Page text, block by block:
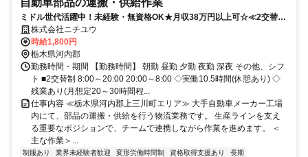
ミドル世代活躍中！未経験・無資格OK★月収38万円以上可☆≪2交替≫
自動車部品の運搬・供給作業
株式会社ニチユウ
時給1,800円
栃木県河内郡
勤務時間・期間 【勤務時間】 朝勤 昼勤 夕勤 夜勤 深夜 その他、シフ
ト ■2交替制 8:00～20:00 20:00～8:00 ◇実働10.5時間(休憩あり) ◇
残業あり(月想定20～30時間程...
仕事内容 ≪栃木県河内郡上三川町エリア≫ 大手自動車メーカー工場
内にて、部品の運搬・供給を行う物流業務です。 生産ラインを支え
る重要なポジションで、チームで連携しながら作業を進めます。 ＜
主な作業＞...
制服あり 業界未経験者歓迎 変形労働時間制 資格取得支援あり
長期